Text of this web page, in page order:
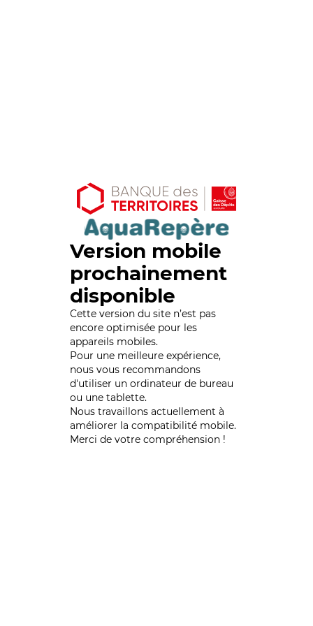
Version mobile
prochainement
disponible
Cette version du site n’est pas
encore optimisée pour les
appareils mobiles.
Pour une meilleure expérience,
nous vous recommandons
d'utiliser un ordinateur de bureau
ou une tablette.
Nous travaillons actuellement à
améliorer la compatibilité mobile.
Merci de votre compréhension !